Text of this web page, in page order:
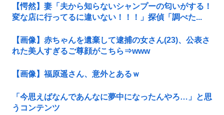
【愕然】妻「夫から知らないシャンプーの匂いがする！
変な店に行ってるに違いない！！！」探偵「調べた...
【画像】赤ちゃんを遺棄して逮捕の女さん(23)、公表さ
れた美人すぎるご尊顔がこちら⇒www
【画像】福原遥さん、意外とあるｗ
「今思えばなんであんなに夢中になったんやろ…」と思
うコンテンツ